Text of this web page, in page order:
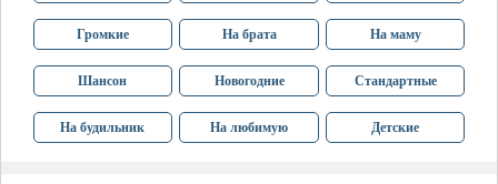
Громкие На брата На маму
Шансон Новогодние Стандартные
На будильник На любимую Детские